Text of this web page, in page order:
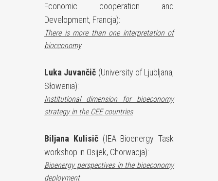
Economic cooperation and
Development, Francja):
There is more than one interpretation of
bioeconomy
Luka Juvančič (University of Ljubljana,
Słowenia):
Institutional dimension for bioeconomy
strategy in the CEE countries
Biljana Kulisič(IEA Bioenergy Task
workshop in Osijek, Chorwacja):
Bioenergy perspectives in the bioeconomy
deployment